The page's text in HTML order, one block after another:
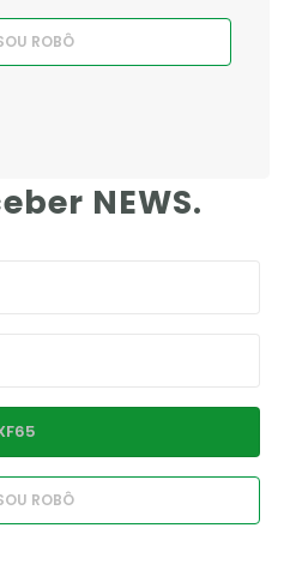
NEWS.